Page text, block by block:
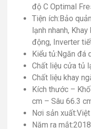
độ C Optimal
Tiện ích:Bảo
lạnh nhanh,
động, Inverter
Kiểu tủ:Ngăn đá
Chất liệu cửa tủ
Chất liệu khay
Kích thước –
cm – Sâu 66.3
Nơi sản xuất:
Năm ra mắt:2018